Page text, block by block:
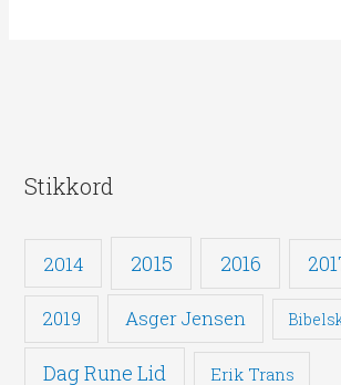
Stikkord
2014 2015 2016
2019 Asger Jensen
Dag Rune Lid Erik Trans